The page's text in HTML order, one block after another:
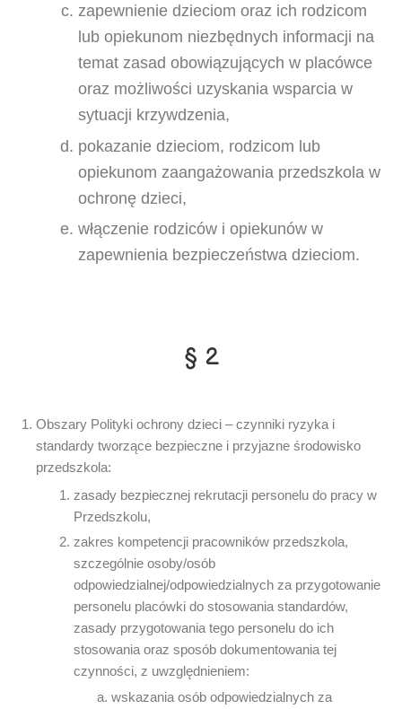
zapewnienie dzieciom oraz ich rodzicom
lub opiekunom niezbędnych informacji na
temat zasad obowiązujących w placówce
oraz możliwości uzyskania wsparcia w
sytuacji krzywdzenia,
pokazanie dzieciom, rodzicom lub
opiekunom zaangażowania przedszkola w
ochronę dzieci,
włączenie rodziców i opiekunów w
zapewnienia bezpieczeństwa dzieciom.
§ 2
Obszary Polityki ochrony dzieci – czynniki ryzyka i
standardy tworzące bezpieczne i przyjazne środowisko
przedszkola:
zasady bezpiecznej rekrutacji personelu do pracy w
Przedszkolu,
zakres kompetencji pracowników przedszkola,
szczególnie osoby/osób
odpowiedzialnej/odpowiedzialnych za przygotowanie
personelu placówki do stosowania standardów,
zasady przygotowania tego personelu do ich
stosowania oraz sposób dokumentowania tej
czynności, z uwzględnieniem:
wskazania osób odpowiedzialnych za